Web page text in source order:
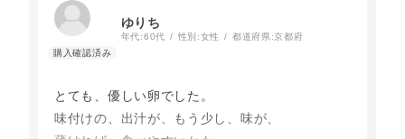
ゆりち
年代:60代 性別:女性 都道府県:京都府
とても、優しい卵でした。
味付けの、出汁が、もう少し、味が、